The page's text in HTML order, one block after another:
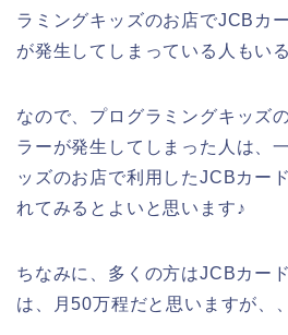
ラミングキッズのお店でJCBカ
が発生してしまっている人もい
なので、プログラミングキッズ
ラーが発生してしまった人は、
ッズのお店で利用したJCBカー
れてみるとよいと思います♪
ちなみに、多くの方はJCBカー
は、月50万程だと思いますが、